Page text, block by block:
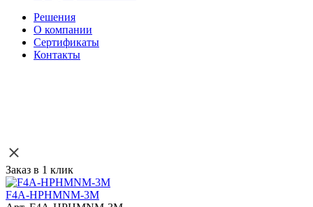
Решения
О компании
Сертификаты
Контакты
Заказ в 1 клик
F4A-HPHMNM-3M